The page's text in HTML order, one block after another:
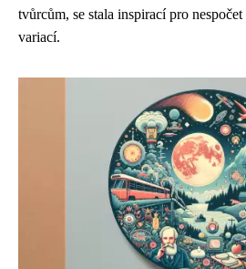
tvůrcům, se stala inspirací pro
variací.